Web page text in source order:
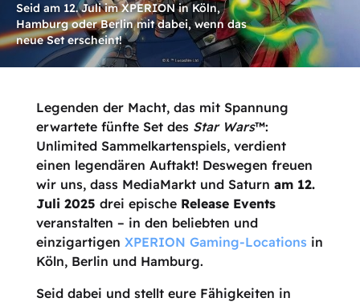
Seid am 12. Juli im XPERION in Köln,
Hamburg oder Berlin mit dabei, wenn das
neue Set erscheint!
Legenden der Macht, das mit Spannung
erwartete fünfte Set des Star Wars™:
Unlimited Sammelkartenspiels, verdient
einen legendären Auftakt! Deswegen freuen
wir uns, dass MediaMarkt und Saturn am 12.
Juli 2025 drei epische Release Events
veranstalten – in den beliebten und
einzigartigen XPERION Gaming-Locations in
Köln, Berlin und Hamburg.
Seid dabei und stellt eure Fähigkeiten in